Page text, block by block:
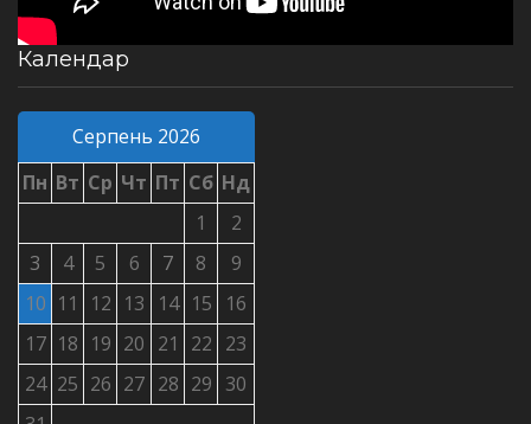
Календар
Серпень 2026
Пн Вт Ср Чт Пт Сб Нд
1
2
3
4 5 6 7 8
9
10 11 12 13 14 15
16
17 18 19 20 21 22 23
24 25 26 27 28 29 30